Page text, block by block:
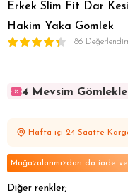
Erkek Slim Fit Dar
Hakim Yaka Gömlek
86
4 Mevsim
4 Mevsim
Hafta içi 24 Saatte
Mağazalarımızdan da iade
Diğer renkler;